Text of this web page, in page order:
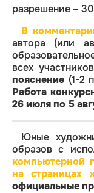
разрешение –
В
автора (или
всех
пояснение (1-2
Работа
26 июля по 5
Юные
образов с
компьютерной
на страницах
официальные